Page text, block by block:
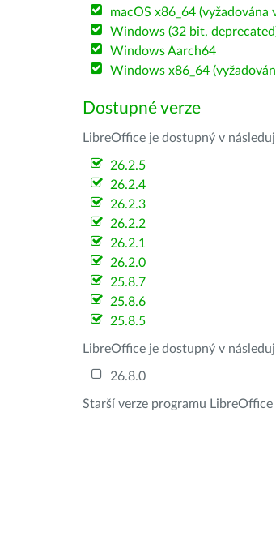
macOS x86_64 (vyžadována
Windows (32 bit,
Windows Aarch64
Windows x86_64
Dostupné verze
LibreOffice je dostupný v
26.2.5
26.2.4
26.2.3
26.2.2
26.2.1
26.2.0
25.8.7
25.8.6
25.8.5
LibreOffice je dostupný v
26.8.0
Starší verze programu